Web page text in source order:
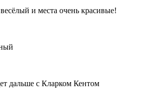
и места очень красивые!
дальше с Кларком Кентом